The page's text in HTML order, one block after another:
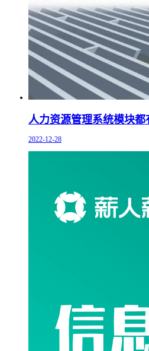
人力资源管理系统模块都
2022-12-28